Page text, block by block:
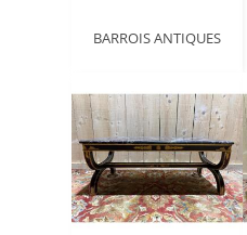
BARROIS ANTIQUES